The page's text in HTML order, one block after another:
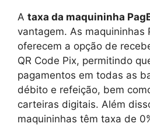
A taxa da maquininha
vantagem. As maquininhas
oferecem a opção de
QR Code Pix, permitindo
pagamentos em todas as
débito e refeição, bem
carteiras digitais. Além
maquininhas têm taxa de